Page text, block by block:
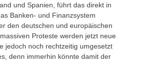
und Spanien, führt das direkt in
Banken- und Finanzsystem
den deutschen und europäischen
Proteste werden jetzt neue
jedoch noch rechtzeitig umgesetzt
denn immerhin könnte damit der